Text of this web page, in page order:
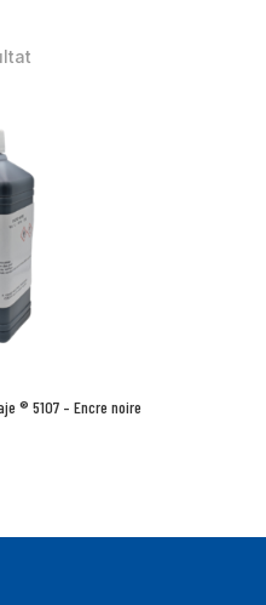
® 5107 – Encre noire